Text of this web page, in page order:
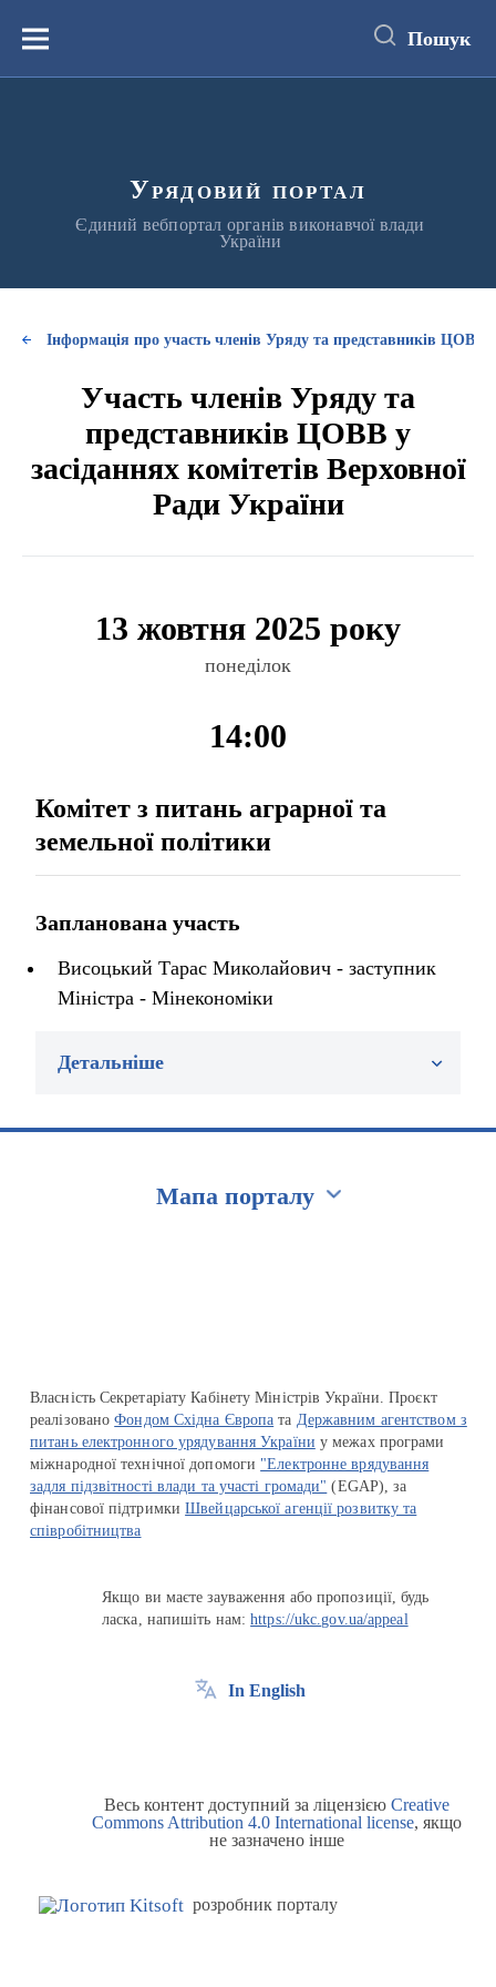
вмістуМеню Пошук
Урядовий портал
Єдиний вебпортал органів виконавчої влади
України
Інформація про участь членів Уряду та представників ЦОВВ
Участь членів Уряду та
представників ЦОВВ у
засіданнях комітетів Верховної
Ради України
13 жовтня 2025 року
понеділок
14:00
Комітет з питань аграрної та
земельної політики
Запланована участь
Висоцький Тарас Миколайович - заступник
Міністра - Мінекономіки
Детальніше
Мапа порталу
Власність Секретаріату Кабінету Міністрів України. Проєкт
реалізованоФондом Східна Європа та Державним агентством з
питань електронного урядування України у межах програми
міжнародної технічної допомоги "Електронне врядування
задля підзвітності влади та участі громади" (EGAP), за
фінансової підтримкиШвейцарської агенції розвитку та
співробітництва
Якщо ви маєте зауваження або пропозиції, будь
ласка, напишіть нам:https://ukc.gov.ua/appeal
In English
Весь контент доступний за ліцензією Creative
Commons Attribution 4.0 International license, якщо
не зазначено інше
розробник порталу